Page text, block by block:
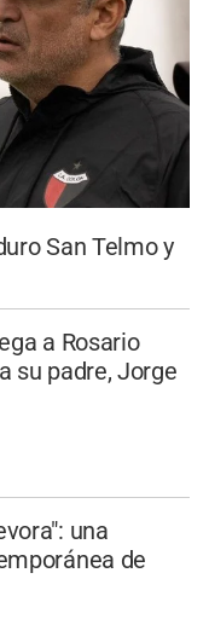
San Telmo y
a Rosario
su padre, Jorge
una
de